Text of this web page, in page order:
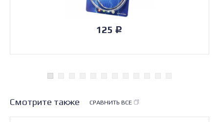
125 Р
Смотрите также СРАВНИТЬ ВСЕ